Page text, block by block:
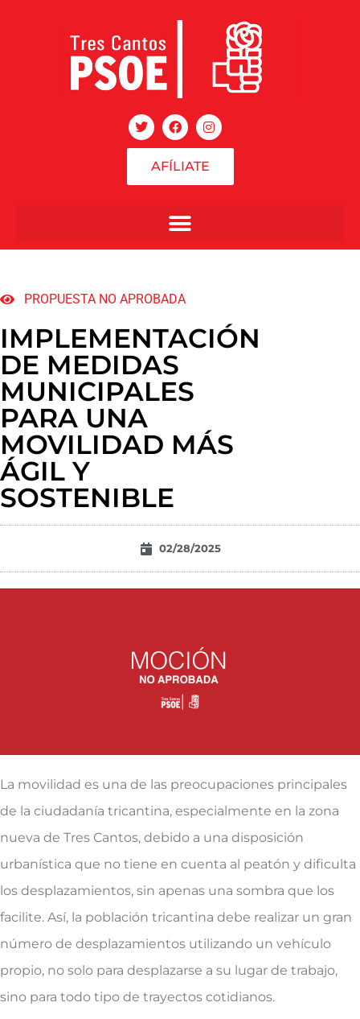
AFÍLIATE
PROPUESTA NO APROBADA
IMPLEMENTACIÓN
DE MEDIDAS
MUNICIPALES
PARA UNA
MOVILIDAD MÁS
ÁGIL Y
SOSTENIBLE
02/28/2025
La movilidad es una de las preocupaciones principales
de la ciudadanía tricantina, especialmente en la zona
nueva de Tres Cantos, debido a una disposición
urbanística que no tiene en cuenta al peatón y dificulta
los desplazamientos, sin apenas una sombra que los
facilite. Así, la población tricantina debe realizar un gran
número de desplazamientos utilizando un vehículo
propio, no solo para desplazarse a su lugar de trabajo,
sino para todo tipo de trayectos cotidianos.